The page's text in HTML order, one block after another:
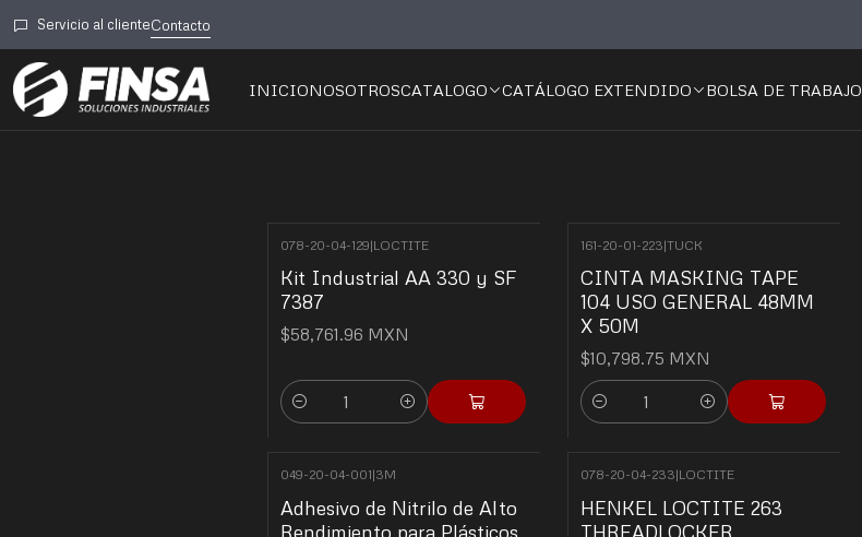
INICIONOSOTROSCATALOGO CATÁLOGO EXTENDIDO BOLSA DE TRABAJO
Servicio al clienteContacto
💎Adhesivos
078-20-04-129|LOCTITE
Kit Industrial AA 330 y SF
7387
$58,761.96 MXN
Quantity
161-20-01-223|TUCK
CINTA MASKING TAPE
104 USO GENERAL 48MM
X 50M
$10,798.75 MXN
Quantity
049-20-04-001|3M
Adhesivo de Nitrilo de Alto
Rendimiento para Plásticos
078-20-04-233|LOCTITE
HENKEL LOCTITE 263
THREADLOCKER